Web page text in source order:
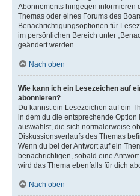
Abonnements hingegen informieren
Themas oder eines Forums des
Benachrichtigungsoptionen für
im persönlichen Bereich unter
geändert werden.
Nach oben
Wie kann ich ein Lesezeichen auf
abonnieren?
Du kannst ein Lesezeichen auf ein
in dem du die entsprechende Option
auswählst, die sich normalerweise
Diskussionsverlaufs des Themas
Wenn du bei der Antwort auf ein
benachrichtigen, sobald eine
wird das Thema ebenfalls für dich
Nach oben